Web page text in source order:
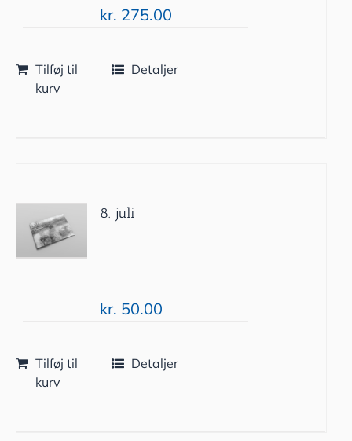
kr. 275.00
Tilføj til
kurv
Detaljer
8. juli
kr. 50.00
Tilføj til
kurv
Detaljer